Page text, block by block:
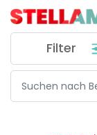
Filter